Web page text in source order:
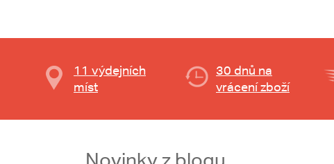
11 výdejních
míst
30 dnů na
vrácení zboží